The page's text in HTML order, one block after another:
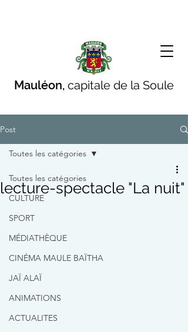
Mauléon, capitale de la Soule
Post
Toutes les catégories
CULTURE
SPORT
MÉDIATHÈQUE
CINÉMA MAULE BAÏTHA
JAÏ ALAÏ
ANIMATIONS
ACTUALITES
Toutes les catégories
lecture-spectacle "La nuit"